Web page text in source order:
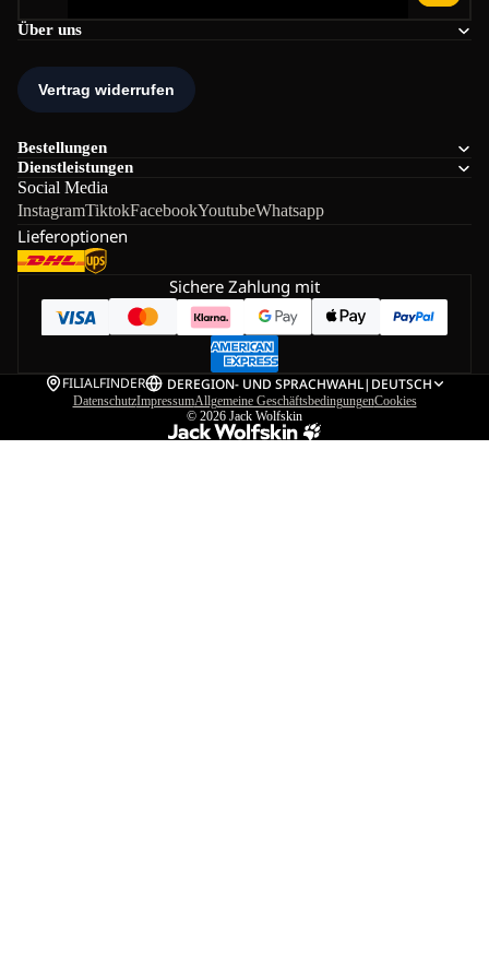
Über uns
Bestellungen
Dienstleistungen
Social Media
InstagramTiktokFacebookYoutubeWhatsapp
Lieferoptionen
Sichere Zahlung mit
FILIALFINDER DEREGION- UND SPRACHWAHL| DEUTSCH
DatenschutzImpressumAllgemeine GeschäftsbedingungenCookies
© 2026 Jack Wolfskin